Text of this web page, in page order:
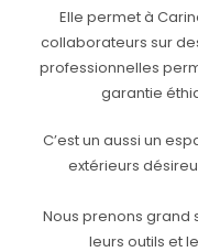
Elle permet à
collaborateurs sur
professionnelles
garantie
C’est un aussi un
extérieurs
Nous prenons grand
leurs outils et